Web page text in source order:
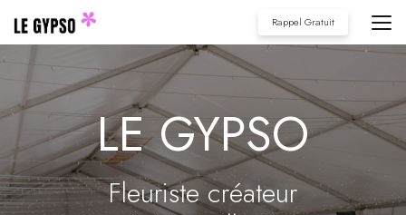
contenu
principal
Rappel Gratuit
LE GYPSO
Fleuriste créateur